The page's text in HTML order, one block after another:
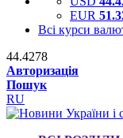
EUR
Всі курси
44.4278
Авторизація
Пошук
RU